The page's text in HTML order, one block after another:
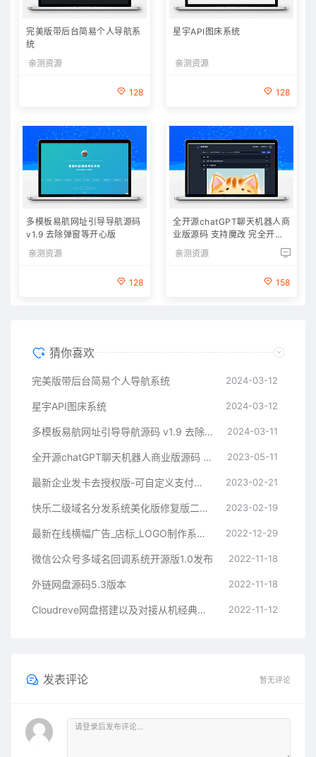
完美版带后台简易个人导航系
统
亲测资源
128
星宇API图床系统
亲测资源
128
多模板易航网址引导导航源码
v1.9 去除弹窗等开心版
亲测资源
128
全开源chatGPT聊天机器人商
业版源码 支持魔改 完全开放
源代码
亲测资源
158
猜你喜欢
完美版带后台简易个人导航系统 2024-03-12
星宇API图床系统 2024-03-12
多模板易航网址引导导航源码 v1.9 去除弹窗等开心版 2024-03-11
全开源chatGPT聊天机器人商业版源码 支持魔改 完全开放源代码 2023-05-11
最新企业发卡去授权版-可自定义支付接口 2023-02-21
快乐二级域名分发系统美化版修复版二开版 2023-02-19
最新在线横幅广告_店标_LOGO制作系统源码本地接口版 2022-12-29
微信公众号多域名回调系统开源版1.0发布 2022-11-18
外链网盘源码5.3版本 2022-11-18
Cloudreve网盘搭建以及对接从机经典教程 2022-11-12
发表评论 暂无评论